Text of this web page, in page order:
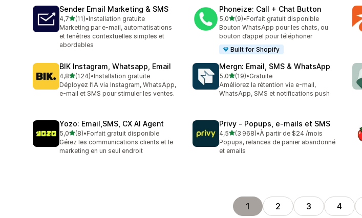
Sender Email Marketing & SMS
4,7étoile(s) sur 5
(11)
11 avis au total
•Installation gratuite
Marketing par e-mail, automatisations
et fenêtres contextuelles simples et
abordables
Phoneize: Call + Chat Button
5,0étoile(s) sur 5
(9)
9 avis au total
•Forfait gratuit disponible
Bouton WhatsApp pour les chats, ou
bouton d’appel pour téléphoner
Built for Shopify
BIK Instagram, Whatsapp, Email
4,8étoile(s) sur 5
(124)
124 avis au total
•Installation gratuite
Déployez l’IA via Instagram, WhatsApp,
e-mail et SMS pour stimuler les ventes.
Mergn: Email, SMS & WhatsApp
5,0étoile(s) sur 5
(19)
19 avis au total
•Gratuite
Améliorez la rétention via e-mail,
WhatsApp, SMS et notifications push
Yozo: Email,SMS, CX AI Agent
5,0étoile(s) sur 5
(8)
8 avis au total
•Forfait gratuit disponible
Gérez les communications clients et le
marketing en un seul endroit
Privy ‑ Popups, e‑mails et SMS
4,5étoile(s) sur 5
(3 968)
3968 avis au total
•À partir de $24 /mois
Popups, relances de panier abandonné
et emails
1 2 3 4